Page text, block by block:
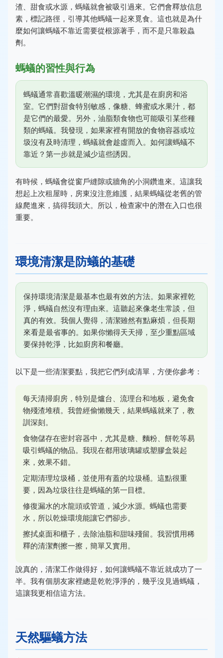
渣、甜食或水源，螞蟻就會被吸引過來。它們會釋放信息
素，標記路徑，引導其他螞蟻一起來覓食。這也就是為什
麼如何讓螞蟻不靠近需要從根源著手，而不是只靠殺蟲
劑。
螞蟻的習性與行為
螞蟻通常喜歡溫暖潮濕的環境，尤其是在廚房和浴
室。它們對甜食特別敏感，像糖、蜂蜜或水果汁，都
是它們的最愛。另外，油脂類食物也可能吸引某些種
類的螞蟻。我發現，如果家裡有開放的食物容器或垃
圾沒有及時清理，螞蟻就會趁虛而入。如何讓螞蟻不
靠近？第一步就是減少這些誘因。
有時候，螞蟻會從窗戶縫隙或牆角的小洞鑽進來。這讓我
想起上次租屋時，房東沒注意維護，結果螞蟻從老舊的管
線爬進來，搞得我頭大。所以，檢查家中的潛在入口也很
重要。
環境清潔是防蟻的基礎
保持環境清潔是最基本也最有效的方法。如果家裡乾
淨，螞蟻自然沒有理由來。這聽起來像老生常談，但
真的有效。我個人覺得，清潔雖然有點麻煩，但長期
來看是最省事的。如果你懶得天天掃，至少重點區域
要保持乾淨，比如廚房和餐廳。
以下是一些清潔要點，我把它們列成清單，方便你參考：
每天清掃廚房，特別是爐台、流理台和地板，避免食
物殘渣堆積。我曾經偷懶幾天，結果螞蟻就來了，教
訓深刻。
食物儲存在密封容器中，尤其是糖、麵粉、餅乾等易
吸引螞蟻的物品。我現在都用玻璃罐或塑膠盒裝起
來，效果不錯。
定期清理垃圾桶，並使用有蓋的垃圾桶。這點很重
要，因為垃圾往往是螞蟻的第一目標。
修復漏水的水龍頭或管道，減少水源。螞蟻也需要
水，所以乾燥環境能讓它們卻步。
擦拭桌面和櫃子，去除油脂和甜味殘留。我習慣用稀
釋的清潔劑擦一擦，簡單又實用。
說真的，清潔工作做得好，如何讓螞蟻不靠近就成功了一
半。我有個朋友家裡總是乾乾淨淨的，幾乎沒見過螞蟻，
這讓我更相信這方法。
天然驅蟻方法